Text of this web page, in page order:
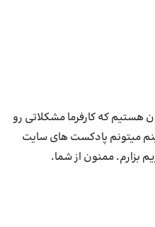
هستیم که کارفرما مشکلاتی رو
میتونم پادکست های سایت
بزارم. ممنون از شما.